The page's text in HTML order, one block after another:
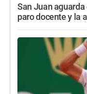
San Juan
paro docente y la